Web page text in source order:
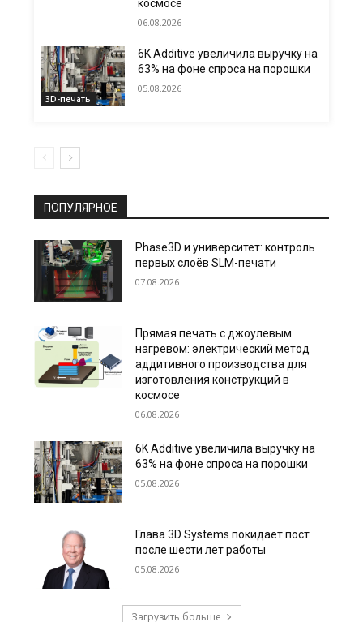
космосе
06.08.2026
3D-печать
6K Additive увеличила выручку на
63% на фоне спроса на порошки
05.08.2026
ПОПУЛЯРНОЕ
Phase3D и университет: контроль
первых слоёв SLM-печати
07.08.2026
Прямая печать с джоулевым
нагревом: электрический метод
аддитивного производства для
изготовления конструкций в
космосе
06.08.2026
6K Additive увеличила выручку на
63% на фоне спроса на порошки
05.08.2026
Глава 3D Systems покидает пост
после шести лет работы
05.08.2026
Загрузить больше